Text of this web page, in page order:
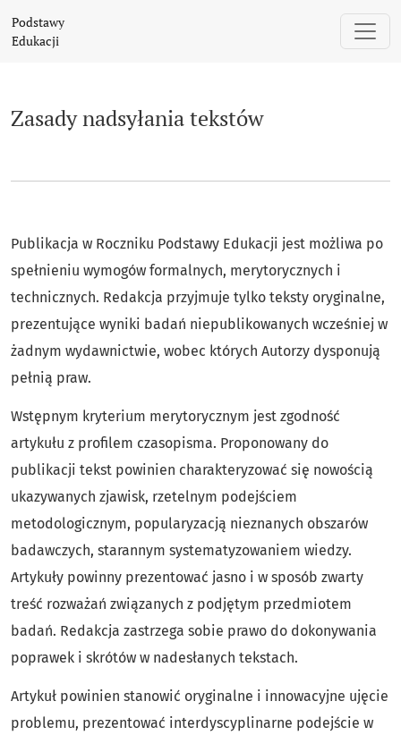
Zasady nadsyłania tekstów
Podstawy
Edukacji
Zasady nadsyłania tekstów
Publikacja w Roczniku Podstawy Edukacji jest możliwa po
spełnieniu wymogów formalnych, merytorycznych i
technicznych. Redakcja przyjmuje tylko teksty oryginalne,
prezentujące wyniki badań niepublikowanych wcześniej w
żadnym wydawnictwie, wobec których Autorzy dysponują
pełnią praw.
Wstępnym kryterium merytorycznym jest zgodność
artykułu z profilem czasopisma. Proponowany do
publikacji tekst powinien charakteryzować się nowością
ukazywanych zjawisk, rzetelnym podejściem
metodologicznym, popularyzacją nieznanych obszarów
badawczych, starannym systematyzowaniem wiedzy.
Artykuły powinny prezentować jasno i w sposób zwarty
treść rozważań związanych z podjętym przedmiotem
badań. Redakcja zastrzega sobie prawo do dokonywania
poprawek i skrótów w nadesłanych tekstach.
Artykuł powinien stanowić oryginalne i innowacyjne ujęcie
problemu, prezentować interdyscyplinarne podejście w